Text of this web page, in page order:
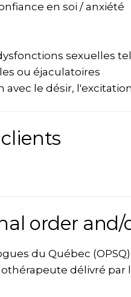
en soi / anxiété
sexuelles
ou éjaculatoires
avec le désir,
order
du Québec (OPSQ)
délivré